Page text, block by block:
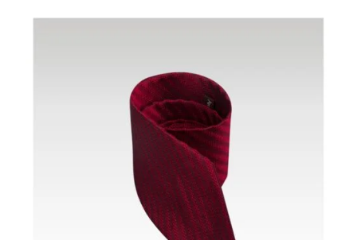
était :
est :